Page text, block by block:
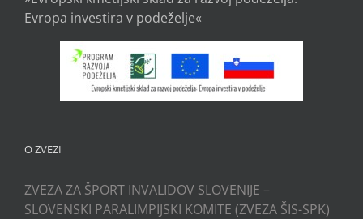
Evropa investira v podeželje«
O ZVEZI
ZVEZA ZA ŠPORT INVALIDOV SLOVENIJE –
SLOVENSKI PARALIMPIJSKI KOMITE (ZVEZA ŠIS-SPK)